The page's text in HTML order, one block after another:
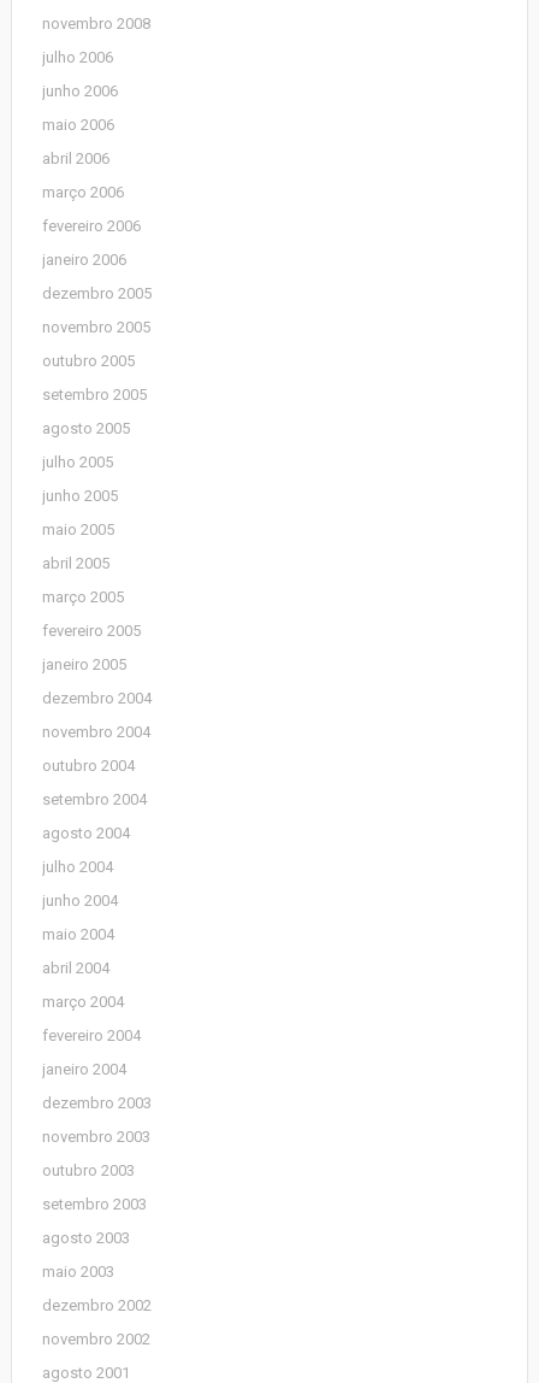
novembro 2008
julho 2006
junho 2006
maio 2006
abril 2006
março 2006
fevereiro 2006
janeiro 2006
dezembro 2005
novembro 2005
outubro 2005
setembro 2005
agosto 2005
julho 2005
junho 2005
maio 2005
abril 2005
março 2005
fevereiro 2005
janeiro 2005
dezembro 2004
novembro 2004
outubro 2004
setembro 2004
agosto 2004
julho 2004
junho 2004
maio 2004
abril 2004
março 2004
fevereiro 2004
janeiro 2004
dezembro 2003
novembro 2003
outubro 2003
setembro 2003
agosto 2003
maio 2003
dezembro 2002
novembro 2002
agosto 2001